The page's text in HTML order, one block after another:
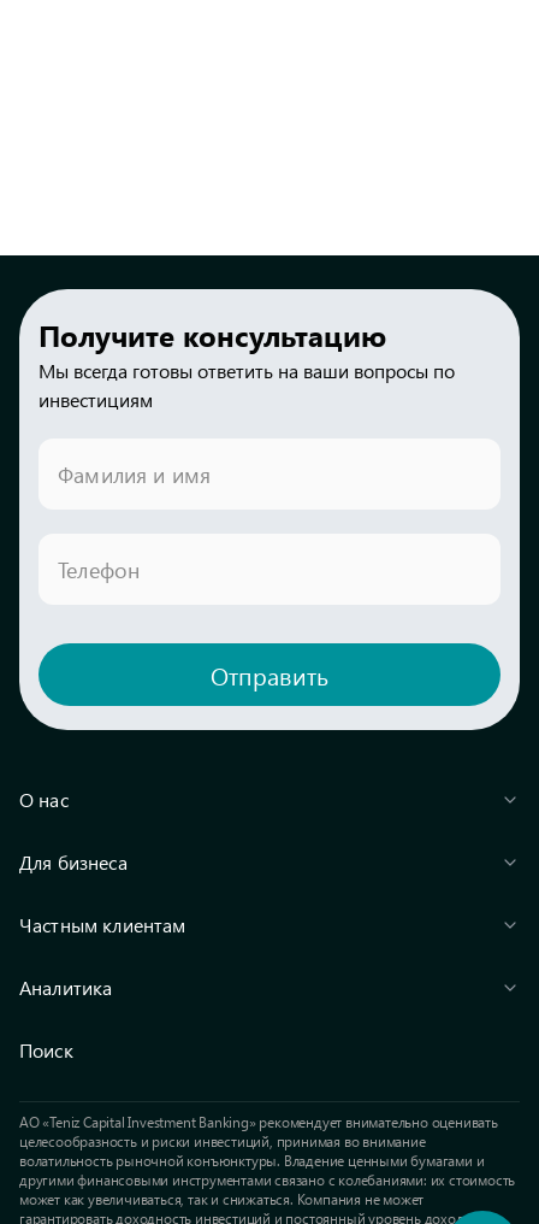
Получите консультацию
Мы всегда готовы ответить на ваши вопросы по
инвестициям
Фамилия и имя
Телефон
Отправить
О нас
Для бизнеса
Частным клиентам
Аналитика
Поиск
АО «Teniz Capital Investment Banking» рекомендует внимательно оценивать
целесообразность и риски инвестиций, принимая во внимание
волатильность рыночной конъюнктуры. Владение ценными бумагами и
другими финансовыми инструментами связано с колебаниями: их стоимость
может как увеличиваться, так и снижаться. Компания не может
гарантировать доходность инвестиций и постоянный уровень доходов.